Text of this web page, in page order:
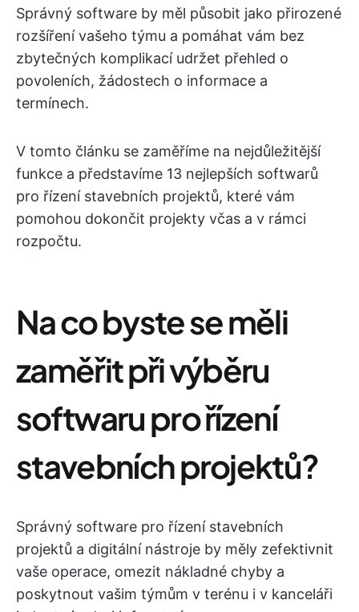
Správný software by měl působit jako přirozené
rozšíření vašeho týmu a pomáhat vám bez
zbytečných komplikací udržet přehled o
povoleních, žádostech o informace a
termínech.
V tomto článku se zaměříme na nejdůležitější
funkce a představíme 13 nejlepších softwarů
pro řízení stavebních projektů, které vám
pomohou dokončit projekty včas a v rámci
rozpočtu.
Na co byste se měli
zaměřit při výběru
softwaru pro řízení
stavebních projektů?
Správný software pro řízení stavebních
projektů a digitální nástroje by měly zefektivnit
vaše operace, omezit nákladné chyby a
poskytnout vašim týmům v terénu i v kanceláři